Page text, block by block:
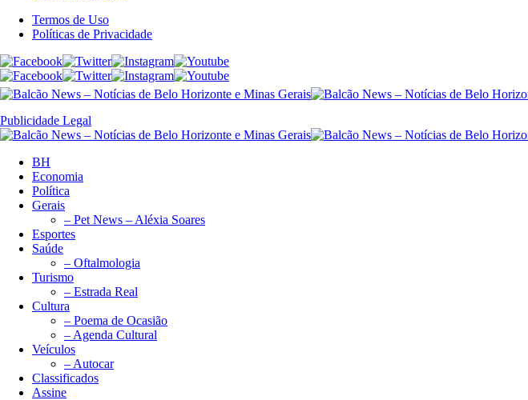
Termos de Uso
Políticas de Privacidade
Publicidade Legal
BH
Economia
Política
Gerais
– Pet News – Aléxia Soares
Esportes
Saúde
– Oftalmologia
Turismo
– Estrada Real
Cultura
– Poema de Ocasião
– Agenda Cultural
Veículos
– Autocar
Classificados
Assine